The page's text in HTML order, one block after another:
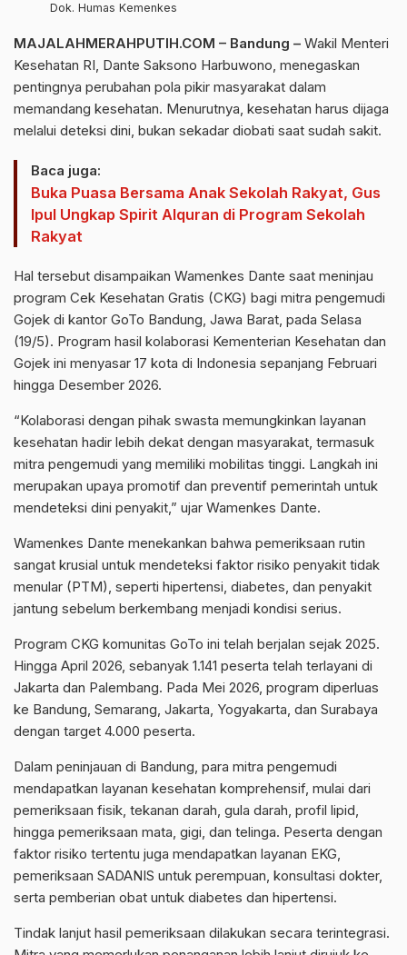
Dok. Humas Kemenkes
MAJALAHMERAHPUTIH.COM – Bandung – Wakil Menteri
Kesehatan RI, Dante Saksono Harbuwono, menegaskan
pentingnya perubahan pola pikir masyarakat dalam
memandang kesehatan. Menurutnya, kesehatan harus dijaga
melalui deteksi dini, bukan sekadar diobati saat sudah sakit.
Baca juga:
Buka Puasa Bersama Anak Sekolah Rakyat, Gus
Ipul Ungkap Spirit Alquran di Program Sekolah
Rakyat
Hal tersebut disampaikan Wamenkes Dante saat meninjau
program Cek Kesehatan Gratis (CKG) bagi mitra pengemudi
Gojek di kantor GoTo Bandung, Jawa Barat, pada Selasa
(19/5). Program hasil kolaborasi Kementerian Kesehatan dan
Gojek ini menyasar 17 kota di Indonesia sepanjang Februari
hingga Desember 2026.
“Kolaborasi dengan pihak swasta memungkinkan layanan
kesehatan hadir lebih dekat dengan masyarakat, termasuk
mitra pengemudi yang memiliki mobilitas tinggi. Langkah ini
merupakan upaya promotif dan preventif pemerintah untuk
mendeteksi dini penyakit,” ujar Wamenkes Dante.
Wamenkes Dante menekankan bahwa pemeriksaan rutin
sangat krusial untuk mendeteksi faktor risiko penyakit tidak
menular (PTM), seperti hipertensi, diabetes, dan penyakit
jantung sebelum berkembang menjadi kondisi serius.
Program CKG komunitas GoTo ini telah berjalan sejak 2025.
Hingga April 2026, sebanyak 1.141 peserta telah terlayani di
Jakarta dan Palembang. Pada Mei 2026, program diperluas
ke Bandung, Semarang, Jakarta, Yogyakarta, dan Surabaya
dengan target 4.000 peserta.
Dalam peninjauan di Bandung, para mitra pengemudi
mendapatkan layanan kesehatan komprehensif, mulai dari
pemeriksaan fisik, tekanan darah, gula darah, profil lipid,
hingga pemeriksaan mata, gigi, dan telinga. Peserta dengan
faktor risiko tertentu juga mendapatkan layanan EKG,
pemeriksaan SADANIS untuk perempuan, konsultasi dokter,
serta pemberian obat untuk diabetes dan hipertensi.
Tindak lanjut hasil pemeriksaan dilakukan secara terintegrasi.